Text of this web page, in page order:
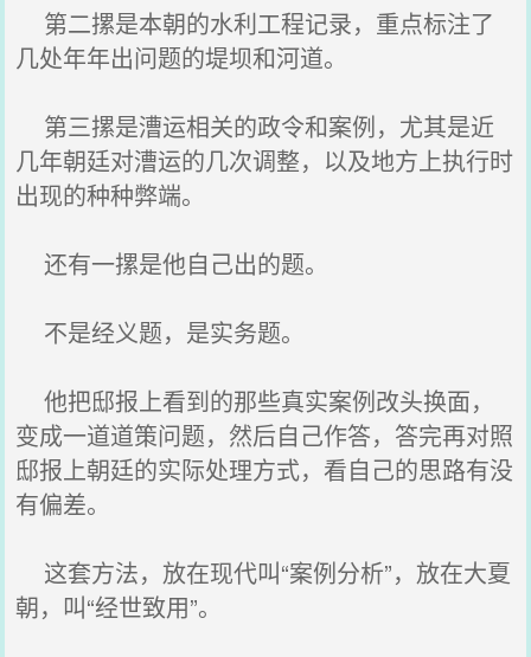
第二摞是本朝的水利工程记录，重点标注了
几处年年出问题的堤坝和河道。
第三摞是漕运相关的政令和案例，尤其是近
几年朝廷对漕运的几次调整，以及地方上执行时
出现的种种弊端。
还有一摞是他自己出的题。
不是经义题，是实务题。
他把邸报上看到的那些真实案例改头换面，
变成一道道策问题，然后自己作答，答完再对照
邸报上朝廷的实际处理方式，看自己的思路有没
有偏差。
这套方法，放在现代叫“案例分析”，放在大夏
朝，叫“经世致用”。